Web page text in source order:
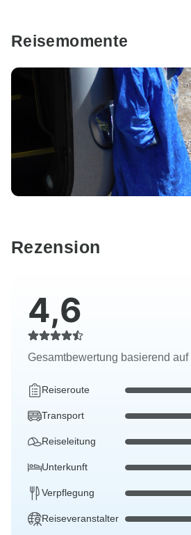
Reisemomente
Rezension
4,6
Gesamtbewertung basierend auf
Reiseroute
Transport
Reiseleitung
Unterkunft
Verpflegung
Reiseveranstalter